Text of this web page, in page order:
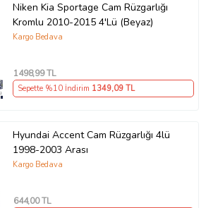
Niken Kia Sportage Cam Rüzgarlığı
Kromlu 2010-2015 4'Lü (Beyaz)
Kargo Bedava
1498,99 TL
Sepette %10 İndirim 1349,09 TL
Hyundai Accent Cam Rüzgarlığı 4lü
1998-2003 Arası
Kargo Bedava
644,00 TL